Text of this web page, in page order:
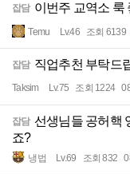
잡담 이번주 교역소 룩
Temu Lv.46 조회 6139
잡담 직업추천 부탁드
Taksim Lv.75 조회 1224
잡담 선생님들 공허핵
죠?
냉법 Lv.69 조회 832